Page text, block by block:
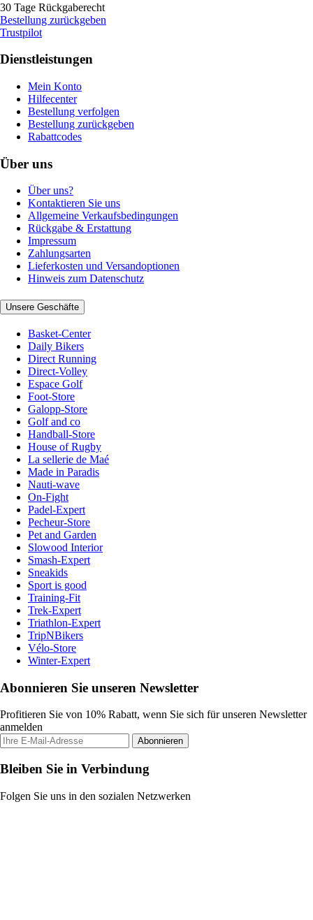
30 Tage Rückgaberecht
Bestellung zurückgeben
Trustpilot
Dienstleistungen
Mein Konto
Hilfecenter
Bestellung verfolgen
Bestellung zurückgeben
Rabattcodes
Über uns
Über uns?
Kontaktieren Sie uns
Allgemeine Verkaufsbedingungen
Rückgabe & Erstattung
Impressum
Zahlungsarten
Lieferkosten und Versandoptionen
Hinweis zum Datenschutz
Unsere Geschäfte
Basket-Center
Daily Bikers
Direct Running
Direct-Volley
Espace Golf
Foot-Store
Galopp-Store
Golf and co
Handball-Store
House of Rugby
La sellerie de Maé
Made in Paradis
Nauti-wave
On-Fight
Padel-Expert
Pecheur-Store
Pet and Garden
Slowood Interior
Smash-Expert
Sneakids
Sport is good
Training-Fit
Trek-Expert
Triathlon-Expert
TripNBikers
Vélo-Store
Winter-Expert
Abonnieren Sie unseren Newsletter
Profitieren Sie von 10% Rabatt, wenn Sie sich für unseren Newsletter
anmelden
Abonnieren
Bleiben Sie in Verbindung
Folgen Sie uns in den sozialen Netzwerken